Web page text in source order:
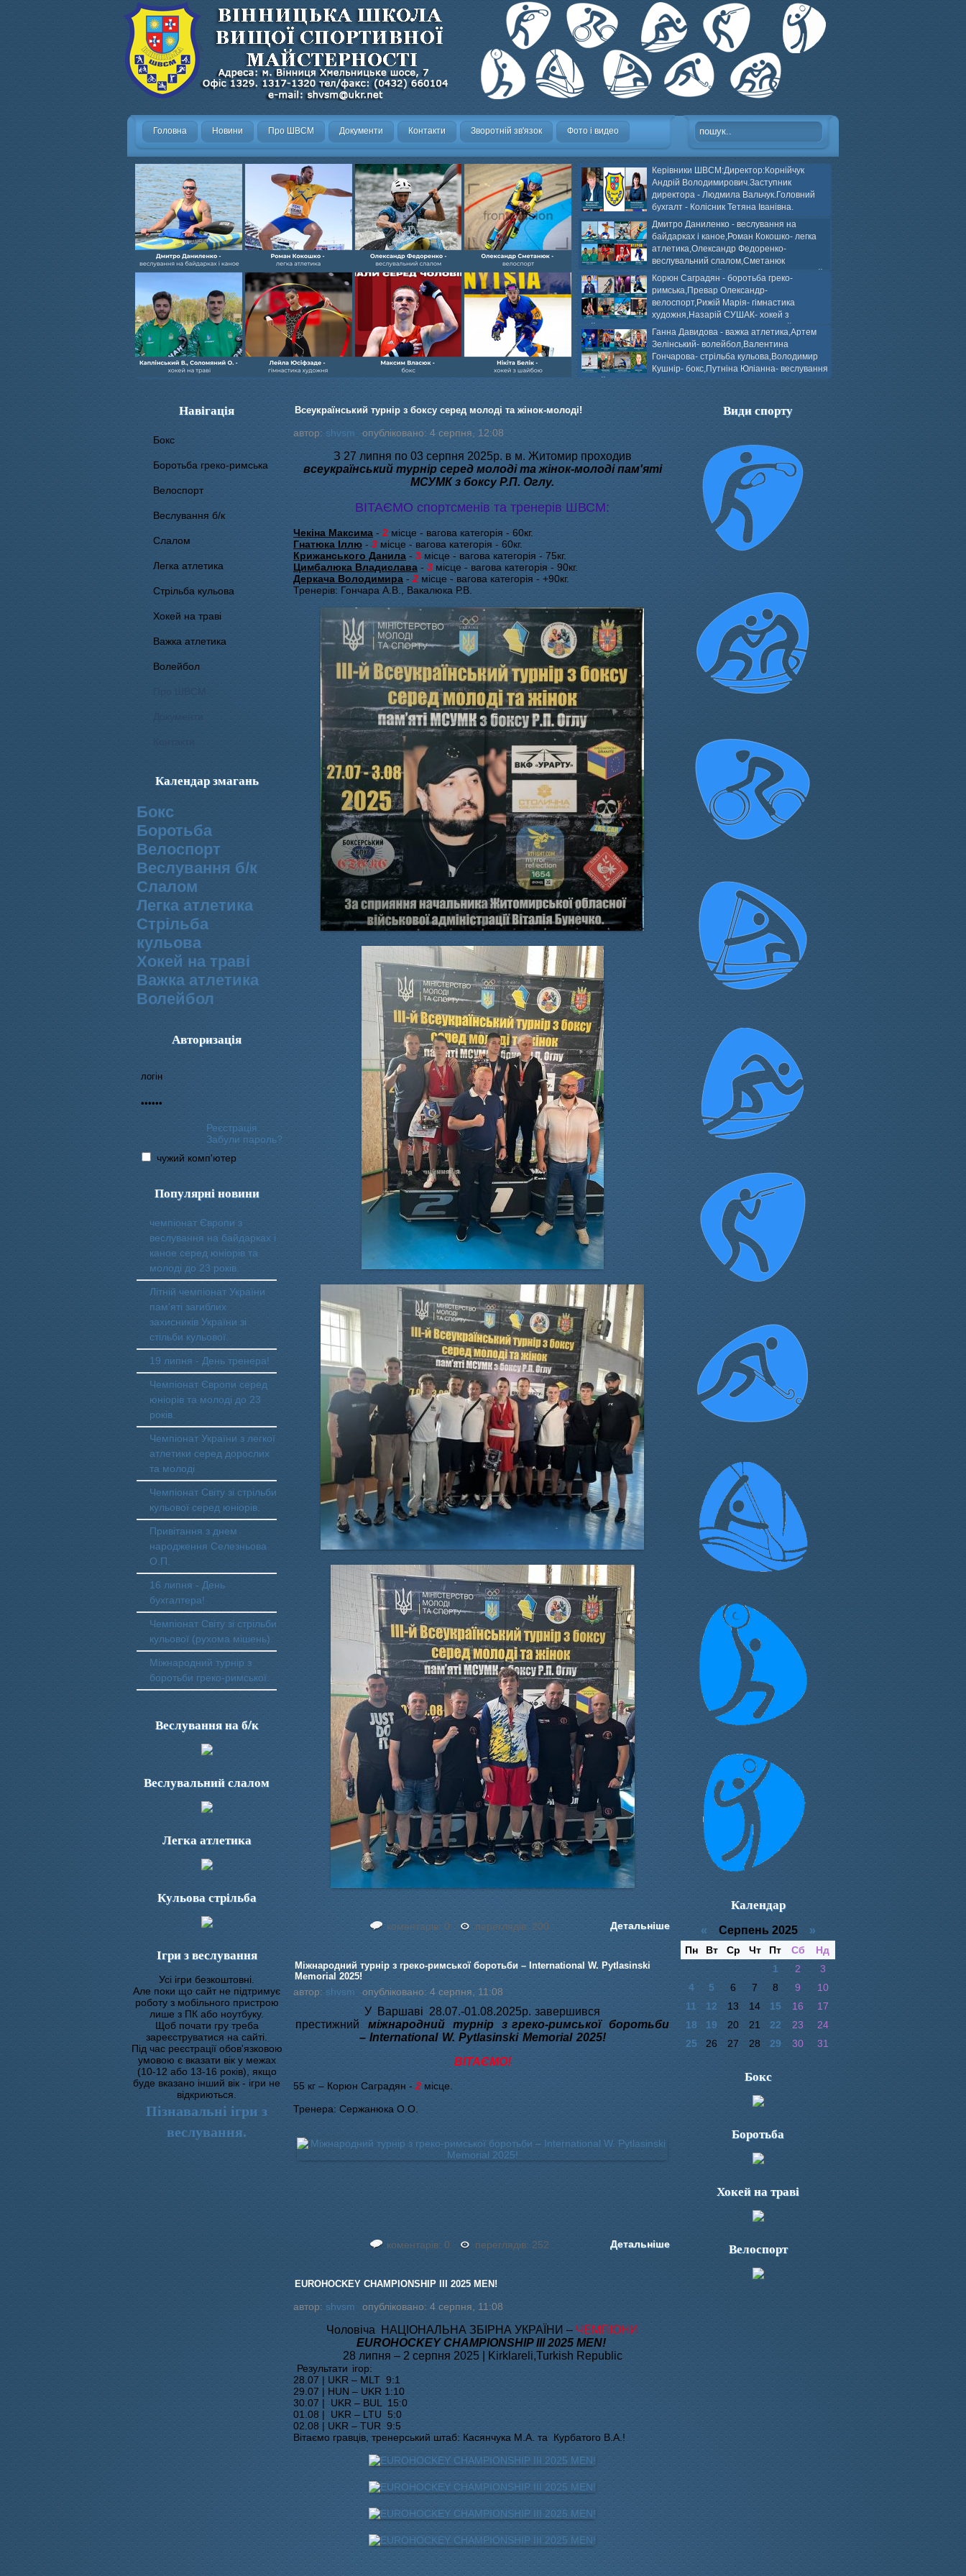
Головна Новини Про ШВСМ Документи Контакти Зворотній зв'язок Фото і видео
Керівники ШВСМ:Директор:Корнійчук
Андрій Володимирович.Заступник
директора - Людмила Вальчук.Головний
бухгалт - Колісник Тетяна Іванівна.
Дмитро Даниленко - веслування на
байдарках і каное,Роман Кокошко- легка
атлетика,Олександр Федоренко-
веслувальний слалом,Сметанюк
Олександр- велоспорт,Каплінський Володимир, Соломяний
Олександр- хокей на траві,Лейла Юсіфзаде- гімнастика
художня,Максим Власюк- бокс,Нікіта БЕЛІК- хокей з шайбою.
Корюн Саградян - боротьба греко-
римська,Превар Олександр-
велоспорт,Рижій Марія- гімнастика
художня,Назарій СУШАК- хокей з
шайбою,Ігор Бичков- боротьба греко-римська,Сергій
Колісник- важка атлетика,Вікторія Добротворська-
веслвальний слалом,Валерія Якушева - волейбол.
Ганна Давидова - важка атлетика,Артем
Зелінський- волейбол,Валентина
Гончарова- стрільба кульова,Володимир
Кушнір- бокс,Путніна Юліанна- веслування
на байдарках і каное,Моїсеєнко Марія- стрільба
кульова,Селезньов Г. веслування на байдарках і
каное,Максим Чекін- бокс.
Навігація
Бокс
Боротьба греко-римська
Велоспорт
Веслування б/к
Cлалом
Легка атлетика
Стрільба кульова
Хокей на траві
Важка атлетика
Волейбол
Документи
Календар змагань
Бокс
Боротьба
Велоспорт
Веслування б/к
Cлалом
Легка атлетика
Стрільба
кульова
Хокей на траві
Важка атлетика
Волейбол
Авторизація
Реєстрація
Забули пароль?
чужий комп'ютер
Популярні новини
чемпіонат Європи з
веслування на байдарках і
каное серед юніорів та
молоді до 23 років.
Літній чемпіонат України
пам'яті загиблих
захисників України зі
стільби кульової.
19 липня - День тренера!
Чемпіонат Європи серед
юніорів та молоді до 23
років.
Чемпіонат України з легкої
атлетики серед дорослих
та молоді
Чемпіонат Світу зі стрільби
кульової серед юніорів.
Привітання з днем
народження Селезньова
О.П.
16 липня - День
бухгалтера!
Чемпіонат Світу зі стрільби
кульової (рухома мішень).
Міжнародний турнір з
боротьби греко-римської.
Веслування на б/к
Веслувальний слалом
Легка атлетика
Кульова стрільба
Ігри з веслування
Усі ігри безкоштовні.
Але поки що сайт не підтримує
роботу з мобільного пристрою
лише з ПК або ноутбуку.
Щоб почати гру треба
зареєструватися на сайті.
Під час реєстрації обов'язковою
умовою є вказати вік у межах
(10-12 або 13-16 років), якщо
буде вказано інший вік - ігри не
відкриються.
Пізнавальні ігри з
веслування.
Всеукраїнський турнір з боксу серед молоді та жінок-молоді!
автор:shvsm опубліковано: 4 серпня, 12:08
З 27 липня по 03 серпня 2025р. в м. Житомир проходив
всеукраїнський турнір серед молоді та жінок-молоді пам'яті
МСУМК з боксу Р.П. Оглу.
ВІТАЄМО спортсменів та тренерів ШВСМ:
Чекіна Максима -2 місце - вагова категорія - 60кг.
Гнатюка Іллю -3місце - вагова категорія - 60кг.
Крижанського Данила -3 місце - вагова категорія - 75кг.
Цимбалюка Владислава -3 місце - вагова категорія - 90кг.
Деркача Володимира- 2 місце - вагова категорія - +90кг.
Тренерів: Гончара А.В., Вакалюка Р.В.
коментарів: 0 переглядів: 200 Детальніше
Міжнародний турнір з греко-римської боротьби – International W. Pytlasinski
Memorial 2025!
автор: shvsm опубліковано: 4 серпня, 11:08
У Варшаві28.07.-01.08.2025р.завершився
престижнийміжнародний турнір з греко-римської боротьби
– International W. Pytlasinski Memorial 2025!
ВІТАЄМО!
55 кг – Корюн Саградян - 2 місце.
Тренера: Сержанюка О.О.
коментарів: 0 переглядів: 252 Детальніше
EUROHOCKEY CHAMPIONSHIP III 2025 MEN!
автор: shvsm опубліковано: 4 серпня, 11:08
Чоловіча НАЦІОНАЛЬНА ЗБІРНА УКРАЇНИ – ЧЕМПІОНИ
EUROHOCKEY CHAMPIONSHIP III 2025 MEN!
28 липня – 2 серпня 2025 | Kirklareli,Turkish Republic
Результати ігор:
28.07 | UKR – MLT 9:1
29.07 | HUN – UKR 1:10
30.07 |
UKR – BUL
15:0
01.08 |
UKR – LTU
5:0
02.08 | UKR – TUR 9:5
Вітаємо гравців, тренерський штаб: Касянчука М.А. та Курбатого В.А.!
Види спорту
Календар
« Серпень 2025 »
Пн Вт Ср Чт Пт Сб
Нд
1
2
3
4
5 6 7 8 9
10
11
12 13 14 15 16
17
18
19 20 21 22 23
24
25
26 27 28 29 30 31
Бокс
Боротьба
Хокей на траві
Велоспорт